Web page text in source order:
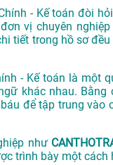
- Kế toán đòi
vị chuyên
tiết trong hồ sơ
- Kế toán là một
khác nhau.
để tập trung
như
trình bày một